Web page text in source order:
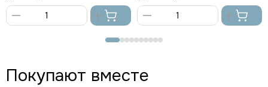
корзину
Покупают вместе